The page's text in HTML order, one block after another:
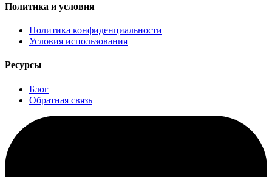
Политика и условия
Политика конфиденциальности
Условия использования
Ресурсы
Блог
Обратная связь